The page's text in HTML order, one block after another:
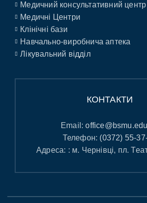
Медичний консультативний центр
Медичні Центри
Клінічні бази
Навчально-виробнича аптека
Лікувальний відділ
КОНТАКТИ
Email:
Телефон: (0372) 55-
Адреса: : м. Чернівці, пл.